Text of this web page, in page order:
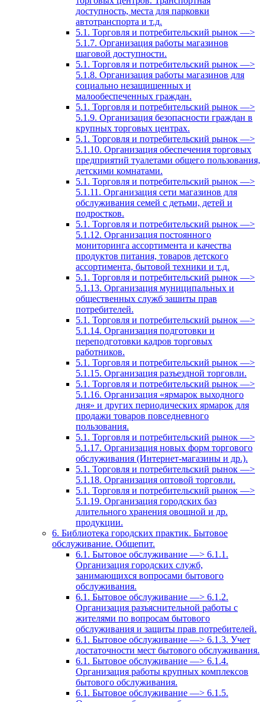
доступность, места для парковки
автотранспорта и т.д.
5.1. Торговля и потребительский рынок —>
5.1.7. Организация работы магазинов
шаговой доступности.
5.1. Торговля и потребительский рынок —>
5.1.8. Организация работы магазинов для
социально незащищенных и
малообеспеченных граждан.
5.1. Торговля и потребительский рынок —>
5.1.9. Организация безопасности граждан в
крупных торговых центрах.
5.1. Торговля и потребительский рынок —>
5.1.10. Организация обеспечения торговых
предприятий туалетами общего пользования,
детскими комнатами.
5.1. Торговля и потребительский рынок —>
5.1.11. Организация сети магазинов для
обслуживания семей с детьми, детей и
подростков.
5.1. Торговля и потребительский рынок —>
5.1.12. Организация постоянного
мониторинга ассортимента и качества
продуктов питания, товаров детского
ассортимента, бытовой техники и т.д.
5.1. Торговля и потребительский рынок —>
5.1.13. Организация муниципальных и
общественных служб зашиты прав
потребителей.
5.1. Торговля и потребительский рынок —>
5.1.14. Организация подготовки и
переподготовки кадров торговых
работников.
5.1. Торговля и потребительский рынок —>
5.1.15. Организация разъездной торговли.
5.1. Торговля и потребительский рынок —>
5.1.16. Организация «ярмарок выходного
дня» и других периодических ярмарок для
продажи товаров повседневного
пользования.
5.1. Торговля и потребительский рынок —>
5.1.17. Организация новых форм торгового
обслуживания (Интернет-магазины и др.).
5.1. Торговля и потребительский рынок —>
5.1.18. Организация оптовой торговли.
5.1. Торговля и потребительский рынок —>
5.1.19. Организация городских баз
длительного хранения овощной и др.
продукции.
6. Библиотека городских практик. Бытовое
обслуживание. Общепит.
6.1. Бытовое обслуживание —> 6.1.1.
Организация городских служб,
занимающихся вопросами бытового
обслуживания.
6.1. Бытовое обслуживание —> 6.1.2.
Организация разъяснительной работы с
жителями по вопросам бытового
обслуживания и защиты прав потребителей.
6.1. Бытовое обслуживание —> 6.1.3. Учет
достаточности мест бытового обслуживания.
6.1. Бытовое обслуживание —> 6.1.4.
Организация работы крупных комплексов
бытового обслуживания.
6.1. Бытовое обслуживание —> 6.1.5.